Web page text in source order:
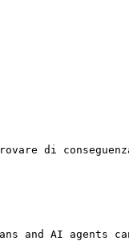
di
and AI agents